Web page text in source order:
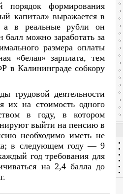
формирования
капитал» выражается в
а в реальные рубли он
балл можно заработать за
размера оплаты
«белая» зарплата, тем
в Калининграде собкору
трудовой деятельности
их на стоимость одного
в году, в котором
выйти на пенсию в
необходимо иметь не
в следующем году — 9
год требования для
на 2,4 балла до